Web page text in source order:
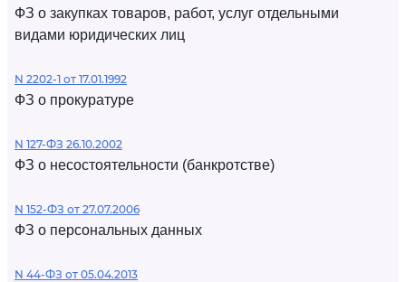
ФЗ о закупках товаров, работ, услуг отдельными
видами юридических лиц
N 2202-1 от 17.01.1992
ФЗ о прокуратуре
N 127-ФЗ 26.10.2002
ФЗ о несостоятельности (банкротстве)
N 152-ФЗ от 27.07.2006
ФЗ о персональных данных
N 44-ФЗ от 05.04.2013